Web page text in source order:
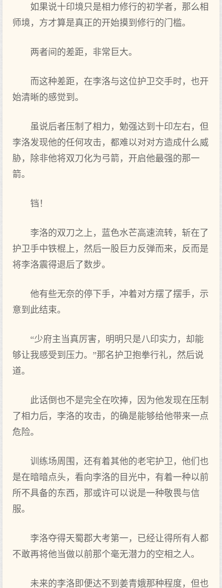
如果说十印境只是相力修行的初学者，那么相
师境，方才算是真正的开始摸到修行的门槛。
两者间的差距，非常巨大。
而这种差距，在李洛与这位护卫交手时，也开
始清晰的感觉到。
虽说后者压制了相力，勉强达到十印左右，但
李洛发现他的任何攻击，都难以对对方造成什么威
胁，除非他将双刀化为弓箭，开启他最强的那一
箭。
铛！
李洛的双刀之上，蓝色水芒高速流转，斩在了
护卫手中铁棍上，然后一股巨力反弹而来，反而是
将李洛震得退后了数步。
他有些无奈的停下手，冲着对方摆了摆手，示
意到此结束。
“少府主当真厉害，明明只是八印实力，却能
够让我感受到压力。”那名护卫抱拳行礼，然后说
道。
此话倒也不是完全在吹捧，因为他发现在压制
了相力后，李洛的攻击，的确是能够给他带来一点
危险。
训练场周围，还有着其他的老宅护卫，他们也
是在暗暗点头，看向李洛的目光中，有着一种以前
所不具备的东西，那或许可以说是一种敬畏与信
服。
李洛夺得天蜀郡大考第一，已经让得所有人都
不敢再将他当做以前那个毫无潜力的空相之人。
未来的李洛即便达不到姜青娥那种程度，但也